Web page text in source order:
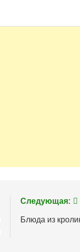
Следующая:
Блюда из